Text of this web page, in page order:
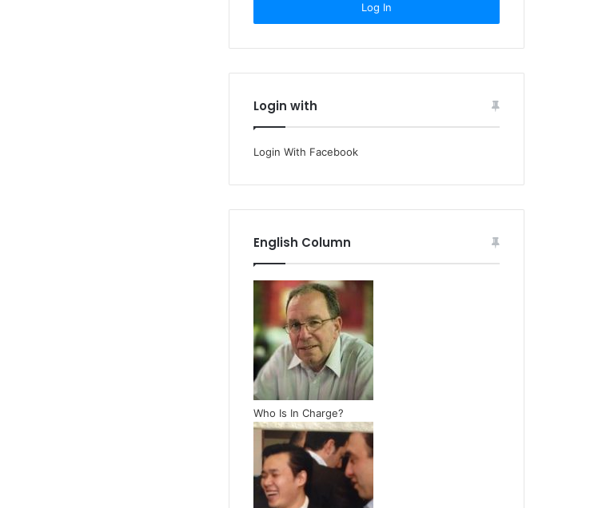
Login with
Login With Facebook
English Column
Who Is In Charge?